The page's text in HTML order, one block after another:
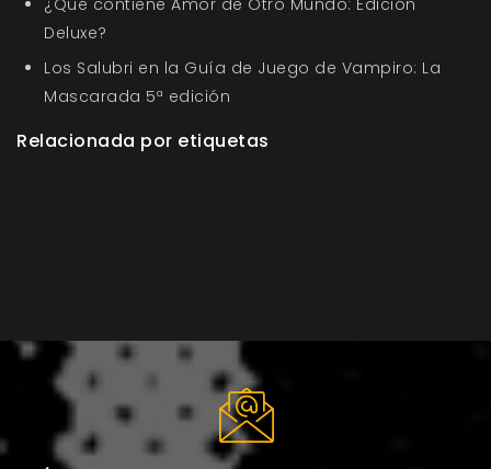
¿Qué contiene Amor de Otro Mundo: Edición
Deluxe?
Los Salubri en la Guía de Juego de Vampiro: La
Mascarada 5ª edición
Relacionada por etiquetas